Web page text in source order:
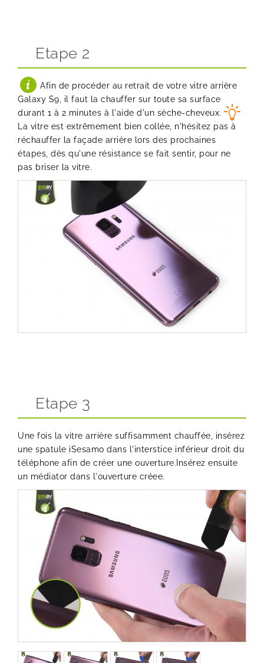
Etape 2
Afin de procéder au retrait de votre vitre arrière
Galaxy S9, il faut la chauffer sur toute sa surface
durant 1 à 2 minutes à l'aide d'un sèche-cheveux.
La vitre est extrêmement bien collée, n'hésitez pas à
réchauffer la façade arrière lors des prochaines
étapes, dès qu'une résistance se fait sentir, pour ne
pas briser la vitre.
Etape 3
Une fois la vitre arrière suffisamment chauffée, insérez
une spatule iSesamo dans l'interstice inférieur droit du
téléphone afin de créer une ouverture.Insérez ensuite
un médiator dans l'ouverture créee.